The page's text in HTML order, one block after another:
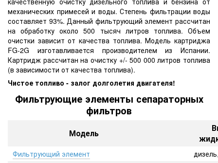
механических примесей и воды. Степень фильтрации воды
составляет 93%. Данный фильтрующий элемент рассчитан
на обработку около 500 тысяч литров топлива. Объем
очистки зависит от качества топлива. Модель картриджа
FG-2G изготавливается производителем из Испании.
Картридж рассчитан на очистку +/- 500 000 литров топлива
(в зависимости от качества топлива).
Чистое топливо - залог долголетия двигателя!
Фильтрующие элементы сепараторных
фильтров
Модель
Фильтрующий элемент